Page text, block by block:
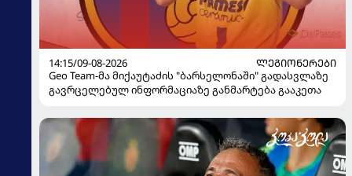
14:15/09-08-2026
ᲚᲔᲒᲘᲝᲜᲔᲠᲔᲑᲘ
Geo Team-მა მიქაუტაძის "ბარსელონაში" გადასვლაზე
გავრცელებულ ინფორმაციაზე განმარტება გააკეთა